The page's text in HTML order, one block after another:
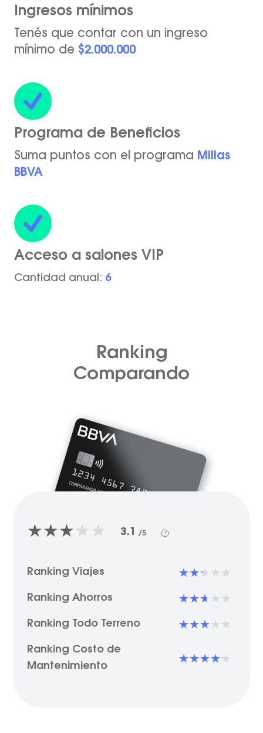
Ingresos mínimos
Tenés que contar con un ingreso
mínimo de $2.000.000
Programa de Beneficios
Suma puntos con el programa Millas
BBVA
Acceso a salones VIP
Cantidad anual: 6
Ranking
Comparando
3.1 /5
Ranking Viajes
Ranking Ahorros
Ranking Todo Terreno
Ranking Costo de
Mantenimiento